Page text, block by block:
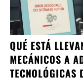
QUÉ ESTÁ
MECÁNICOS A
TECNOLÓGICAS